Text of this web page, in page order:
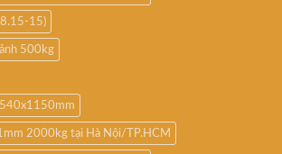
15)
500kg
540x1150mm
2000kg tại Hà Nội/TP.HCM